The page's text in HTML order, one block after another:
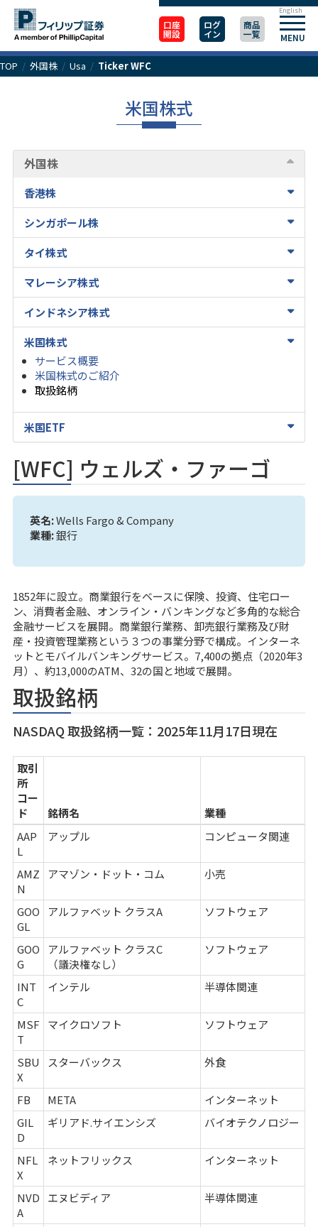
口座
開設
ログ
イン
商品
一覧 MENU
English
TOP / 外国株/ Usa / Ticker WFC
米国株式
外国株
香港株
シンガポール株
タイ株式
マレーシア株式
インドネシア株式
米国株式
サービス概要
米国株式のご紹介
取扱銘柄
米国ETF
[WFC] ウェルズ・ファーゴ
英名:Wells Fargo & Company
業種:銀行
1852年に設立。商業銀行をベースに保険、投資、住宅ロー
ン、消費者金融、オンライン・バンキングなど多角的な総合
金融サービスを展開。商業銀行業務、卸売銀行業務及び財
産・投資管理業務という３つの事業分野で構成。インターネ
ットとモバイルバンキングサービス。7,400の拠点（2020年3
月）、約13,000のATM、32の国と地域で展開。
取扱銘柄
NASDAQ 取扱銘柄一覧：2025年11月17日現在
取引
所
コー
ド
銘柄名
業種
AAP
L
アップル コンピュータ関連
AMZ
N
アマゾン・ドット・コム 小売
GOO
GL
アルファベット クラスA ソフトウェア
GOO
G
アルファベット クラスC
（議決権なし）
ソフトウェア
INT
C
インテル 半導体関連
MSF
T
マイクロソフト ソフトウェア
SBU
X
スターバックス 外食
FB META
インターネット
GIL
D
ギリアド.サイエンシズ バイオテクノロジー
NFL
X
ネットフリックス インターネット
NVD
A
エヌビディア 半導体関連